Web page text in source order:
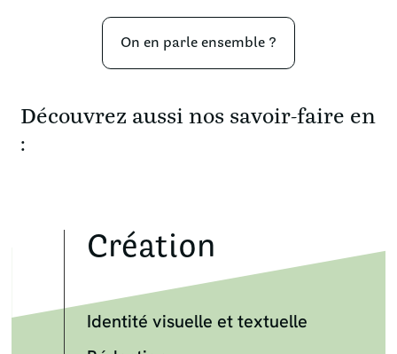
On en parle ensemble ?
Découvrez aussi nos savoir-faire en
:
Création
Identité visuelle et textuelle